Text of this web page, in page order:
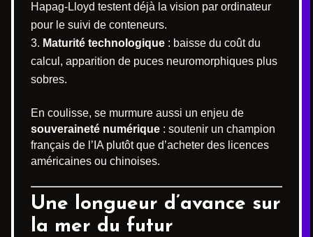
Hapag-Lloyd testent déjà la vision par ordinateur
pour le suivi de conteneurs.
Maturité technologique : baisse du coût du
calcul, apparition de puces neuromorphiques plus
sobres.
En coulisse, se murmure aussi un enjeu de
souveraineté numérique : soutenir un champion
français de l’IA plutôt que d’acheter des licences
américaines ou chinoises.
Une longueur d’avance sur
la mer du futur